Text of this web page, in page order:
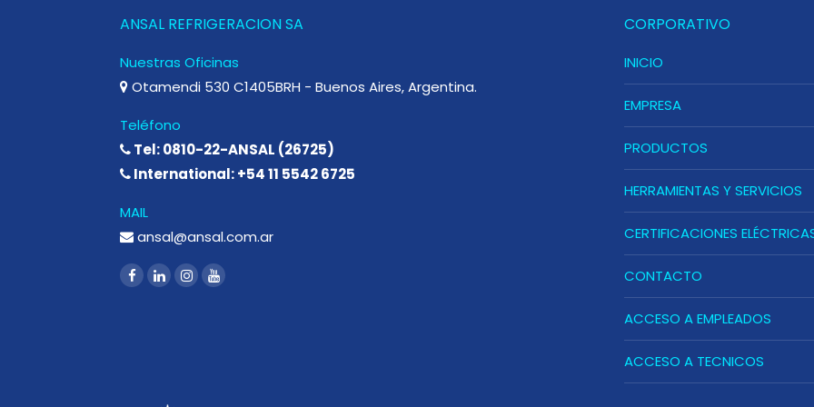
ANSAL REFRIGERACION SA
Nuestras Oficinas
Otamendi 530 C1405BRH - Buenos Aires, Argentina.
Teléfono
Tel: 0810-22-ANSAL (26725)
International: +54 11 5542 6725
MAIL
ansal@ansal.com.ar
CORPORATIVO
INICIO
EMPRESA
PRODUCTOS
HERRAMIENTAS Y SERVICIOS
CERTIFICACIONES
CONTACTO
ACCESO A EMPLEADOS
ACCESO A TECNICOS